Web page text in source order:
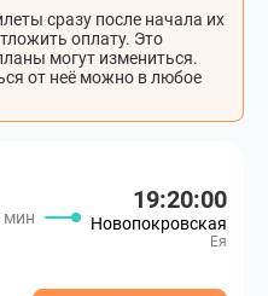
сразу после начала их
оплату. Это
могут измениться.
от неё можно в любое
мин
19:20:00
Новопокровская
Ея